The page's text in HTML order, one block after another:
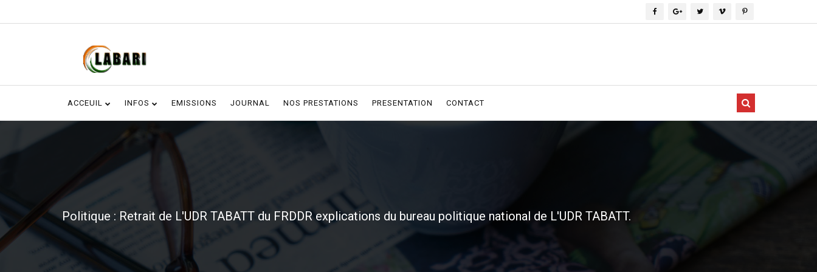
ACCEUIL INFOS EMISSIONS JOURNAL NOS PRESTATIONS PRESENTATION CONTACT
Politique : Retrait de L'UDR TABATT du FRDDR explications du bureau politique national de L'UDR TABATT.